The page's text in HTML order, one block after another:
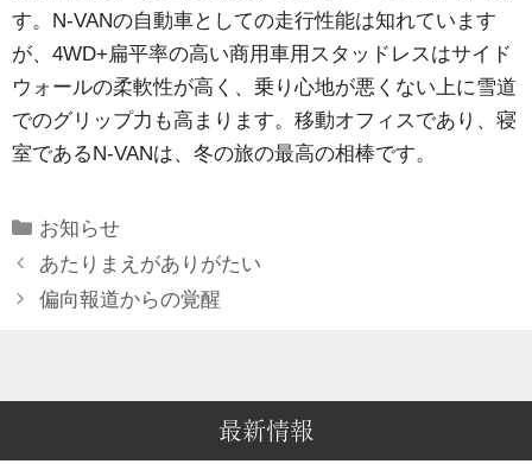
す。N-VANの自動車としての走行性能は知れています
が、4WD+扁平率の高い商用車用スタッドレスはサイド
ウォールの柔軟性が高く、乗り心地が悪くない上に雪道
でのグリップ力も高まります。移動オフィスであり、寝
室であるN-VANは、冬の旅の最高の相棒です。
Categories
お知らせ
あたりまえがありがたい
偏向報道からの覚醒
最新情報